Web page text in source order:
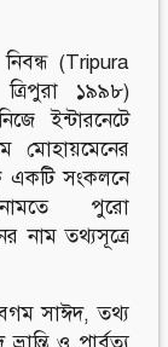
(Tripura
১৯৯৮)
ইন্টারনেটে
মোহায়মেনের
একটি সংকলনে
পুরো
নাম তথ্যসূত্রে
সাঈদ, তথ্য